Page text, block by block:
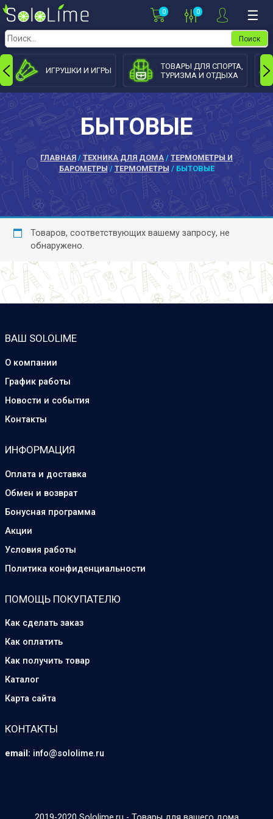
Skip
to
content
0 0 ☰
Найти:
ИГРУШКИ И ИГРЫ
ТОВАРЫ ДЛЯ СПОРТА,
ТУРИЗМА И ОТДЫХА
БЫТОВЫЕ
ГЛАВНАЯ / ТЕХНИКА ДЛЯ ДОМА / ТЕРМОМЕТРЫ И
БАРОМЕТРЫ/ ТЕРМОМЕТРЫ / БЫТОВЫЕ
Товаров, соответствующих вашему запросу, не
обнаружено.
ВАШ SOLOLIME
О компании
График работы
Новости и события
Контакты
ИНФОРМАЦИЯ
Оплата и доставка
Обмен и возврат
Бонусная программа
Акции
Условия работы
Политика конфиденциальности
ПОМОЩЬ ПОКУПАТЕЛЮ
Как сделать заказ
Как оплатить
Как получить товар
Каталог
Карта сайта
КОНТАКТЫ
email: info@sololime.ru